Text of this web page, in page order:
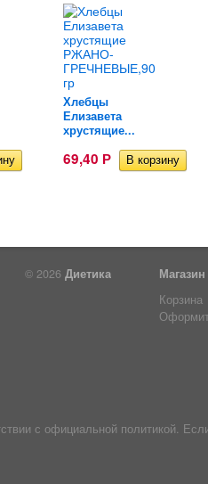
Хлебцы
Елизавета
хрустящие...
69,40 Р
© 2026 Диетика
Магазин
Корзина
с официальной политикой.